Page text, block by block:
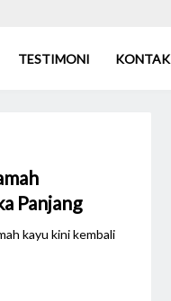
TESTIMONI KONTAK
Panjang
kayu kini kembali